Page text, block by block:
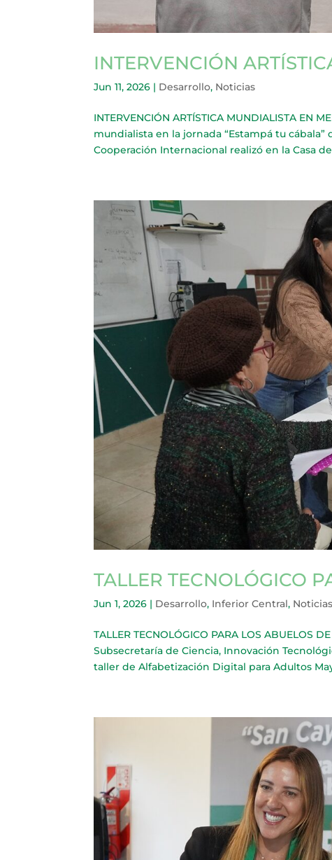
INTERVENCIÓN
Jun 11, 2026 | Desarrollo, Noticias
INTERVENCIÓN ARTÍSTICA MUNDIALISTA
mundialista en la jornada “Estampá tu
Cooperación Internacional realizó en la Casa de
TALLER TECNOLÓGICO
Jun 1, 2026 | Desarrollo, Inferior Central, Noticias
TALLER TECNOLÓGICO PARA LOS
Subsecretaría de Ciencia, Innovación
taller de Alfabetización Digital para Adultos